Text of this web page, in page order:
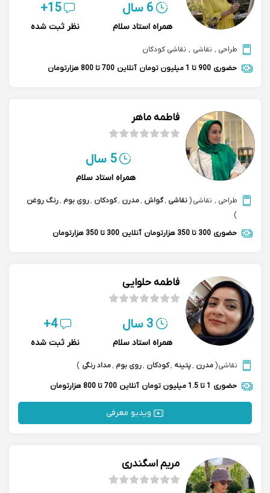
6 سال
همراه استاد سلام
15+
نظر ثبت شده
طراحی , نقاشی , نقاشی کودکان
حضوری 900 تا 1 میلیون تومان آنلاین 700 تا 800 هزارتومان
فاطمه ماهر
5 سال
همراه استاد سلام
طراحی , نقاشی(نقاشی ,گواش ,مدرن ,کودکان ,روی بوم ,رنگ روغن
)
حضوری 300 تا 350 هزارتومان آنلاین 300 تا 350 هزارتومان
فاطمه حلوایی
3 سال
همراه استاد سلام
4+
نظر ثبت شده
نقاشی(مدرن ,پتینه ,کودکان ,روی بوم ,مداد رنگی )
حضوری 1 تا 1.5 میلیون تومان آنلاین 700 تا 800 هزارتومان
ویدیو معرفی
مریم اسگندری